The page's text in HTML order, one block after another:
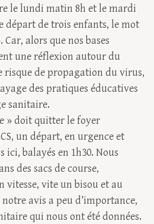
le lundi matin 8h et le mardi
départ de trois enfants, le mot
alors que nos bases
une réflexion autour du
risque de propagation du virus,
des pratiques éducatives
sanitaire.
» doit quitter le foyer
un départ, en urgence et
balayés en 1h30. Nous
des sacs de course,
vitesse, vite un bisou et au
avis a peu d’importance,
qui nous ont été données.